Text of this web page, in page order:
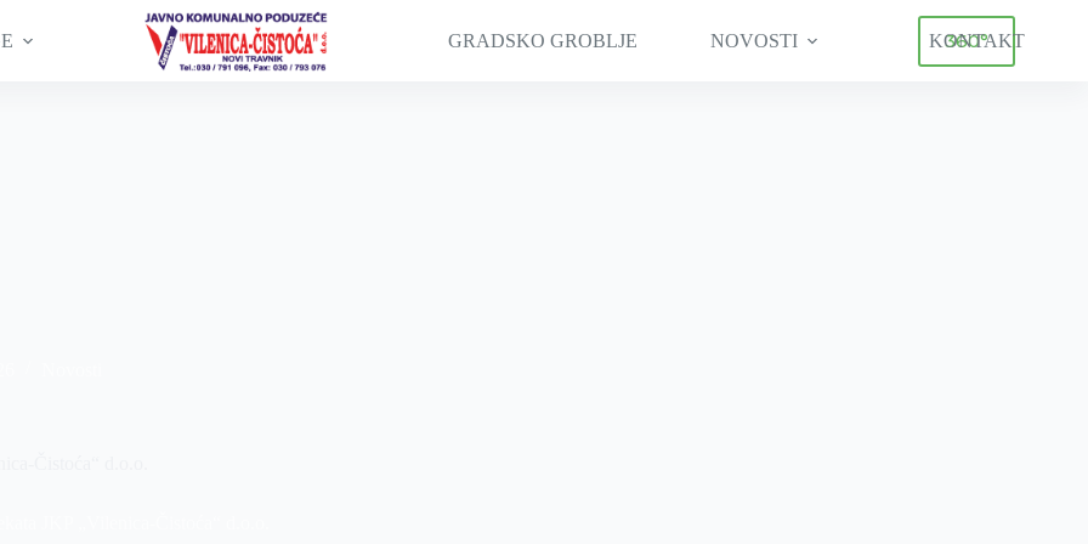
GRADSKO GROBLJE NOVOSTI KONTAKT
360°